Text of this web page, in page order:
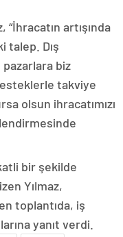
“İhracatın artışında
talep. Dış
biz
takviye
olsun ihracatımızı
bir şekilde
Yılmaz,
toplantıda, iş
yanıt verdi.